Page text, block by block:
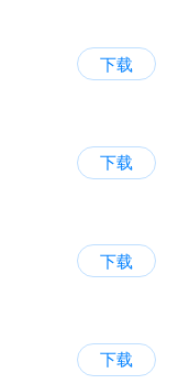
下载
下载
下载
下载